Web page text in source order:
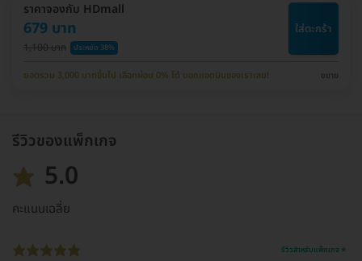
ราคาจองกับ HDmall
679 บาท
1,100 บาท ประหยัด 38%
ใส่ตะกร้า
ยอดรวม 3,000 บาทขึ้นไป เลือกผ่อน 0% ได้ บอกแอดมินของเราเลย! ขยาย
รีวิวของแพ็กเกจ
5.0
คะแนนเฉลี่ย
รีวิวสำหรับแพ็กเกจ ⭐